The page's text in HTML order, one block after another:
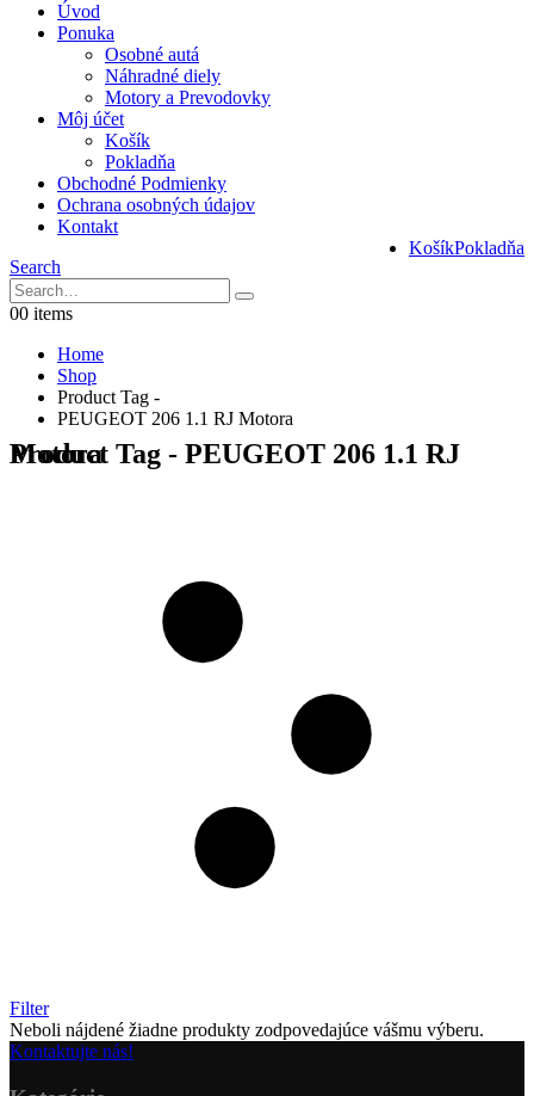
Úvod
Ponuka
Osobné autá
Náhradné diely
Motory a Prevodovky
Môj účet
Košík
Pokladňa
Obchodné Podmienky
Ochrana osobných údajov
Kontakt
KošíkPokladňa
Search
00 items
Home
Shop
Product Tag -
PEUGEOT 206 1.1 RJ Motora
Product Tag - PEUGEOT 206 1.1 RJ Motora
Filter
Neboli nájdené žiadne produkty zodpovedajúce vášmu výberu.
Kontaktujte nás!